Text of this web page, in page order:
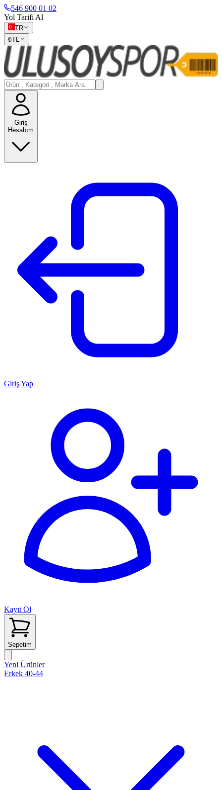
546 900 01 02
Yol Tarifi Al
TR
₺TL
Giriş
Hesabım
Giriş Yap
Kayıt Ol
Sepetim
Yeni Ürünler
Erkek 40-44